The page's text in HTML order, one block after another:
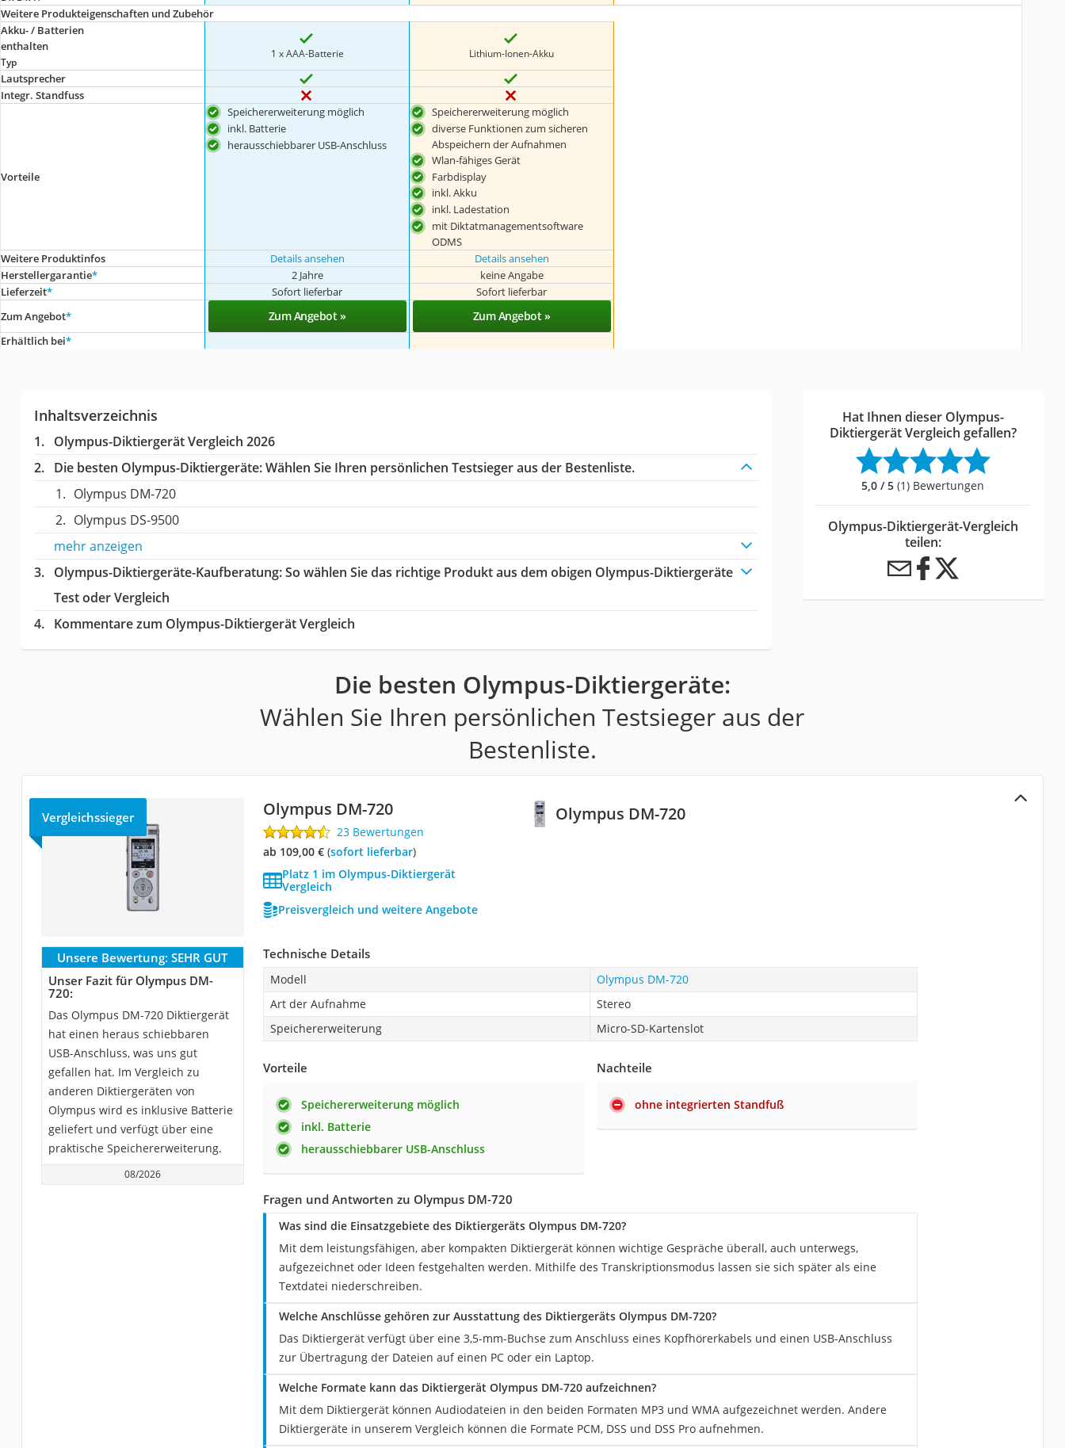
Weitere Produkteigenschaften und Zubehör
Akku- / Batterien
enthalten
Typ
1 x AAA-Batterie Lithium-Ionen-Akku
Lautsprecher
Integr. Standfuss
Vorteile
Speichererweiterung möglich
inkl. Batterie
herausschiebbarer USB-Anschluss
Speichererweiterung möglich
diverse Funktionen zum sicheren
Abspeichern der Aufnahmen
Wlan-fähiges Gerät
Farbdisplay
inkl. Akku
inkl. Ladestation
mit Diktatmanagementsoftware
ODMS
Weitere Produktinfos
Details ansehen
Details ansehen
Herstellergarantie* 2 Jahre
keine Angabe
Lieferzeit* Sofort lieferbar
Sofort lieferbar
Zum Angebot* Zum Angebot » Zum Angebot »
Erhältlich bei*
Inhaltsverzeichnis
Olympus-Diktiergerät Vergleich 2026
Die besten Olympus-Diktiergeräte:Wählen Sie Ihren persönlichen Testsieger aus der Bestenliste.
Olympus DM-720
Olympus DS-9500
mehr anzeigen
Olympus-Diktiergeräte-Kaufberatung: So wählen Sie das richtige Produkt aus dem obigen Olympus-Diktiergeräte
Test oder Vergleich
Kommentare zum Olympus-Diktiergerät Vergleich
Hat Ihnen dieser Olympus-
Diktiergerät Vergleich gefallen?
5,0 / 5 (1) Bewertungen
Olympus-Diktiergerät-Vergleich
teilen:
Die besten Olympus-Diktiergeräte:
Wählen Sie Ihren persönlichen Testsieger aus der
Bestenliste.
Olympus DM-720
Vergleichssieger Olympus DM-720
23 Bewertungen
ab 109,00 €( Sofort lieferbar)
Platz 1 im Olympus-Diktiergerät
Vergleich
Preisvergleich und weitere Angebote
Unsere Bewertung: SEHR GUT
Unser Fazit für Olympus DM-
720:
Das Olympus DM-720 Diktiergerät
hat einen heraus schiebbaren
USB-Anschluss, was uns gut
gefallen hat. Im Vergleich zu
anderen Diktiergeräten von
Olympus wird es inklusive Batterie
geliefert und verfügt über eine
praktische Speichererweiterung.
08/2026
Technische Details
Modell
Olympus DM-720
Art der Aufnahme
Stereo
Speichererweiterung
Micro-SD-Kartenslot
Vorteile
Speichererweiterung möglich
inkl. Batterie
herausschiebbarer USB-Anschluss
Nachteile
ohne integrierten Standfuß
Fragen und Antworten zu Olympus DM-720
Was sind die Einsatzgebiete des Diktiergeräts Olympus DM-720?
Mit dem leistungsfähigen, aber kompakten Diktiergerät können wichtige Gespräche überall, auch unterwegs,
aufgezeichnet oder Ideen festgehalten werden. Mithilfe des Transkriptionsmodus lassen sie sich später als eine
Textdatei niederschreiben.
Welche Anschlüsse gehören zur Ausstattung des Diktiergeräts Olympus DM-720?
Das Diktiergerät verfügt über eine 3,5-mm-Buchse zum Anschluss eines Kopfhörerkabels und einen USB-Anschluss
zur Übertragung der Dateien auf einen PC oder ein Laptop.
Welche Formate kann das Diktiergerät Olympus DM-720 aufzeichnen?
Mit dem Diktiergerät können Audiodateien in den beiden Formaten MP3 und WMA aufgezeichnet werden. Andere
Diktiergeräte in unserem Vergleich können die Formate PCM, DSS und DSS Pro aufnehmen.